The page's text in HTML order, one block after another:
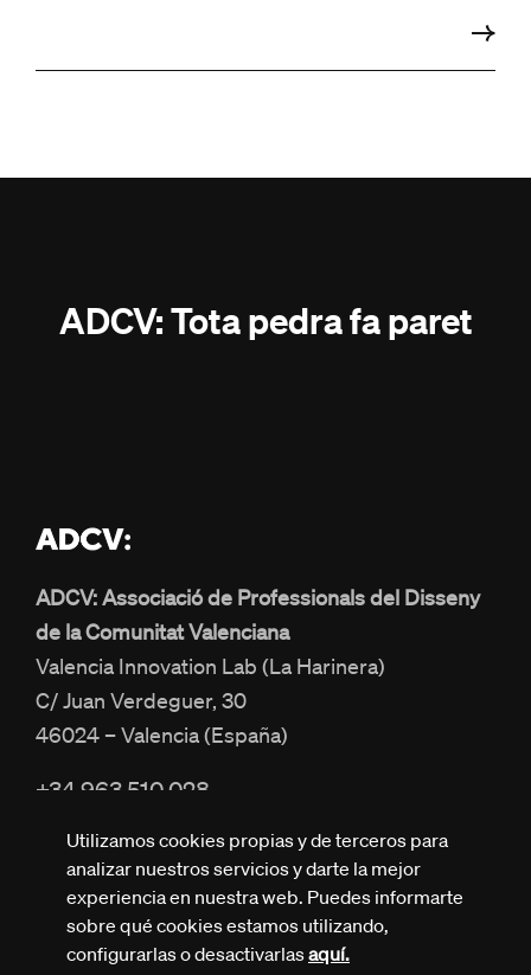
ADCV: Tota pedra fa paret
ADCV: Associació de Professionals del Disseny
de la Comunitat Valenciana
Valencia Innovation Lab (La Harinera)
C/ Juan Verdeguer, 30
46024 – Valencia (España)
+34 963 510 028
info@adcv.com
Utilizamos cookies propias y de terceros para
analizar nuestros servicios y darte la mejor
experiencia en nuestra web. Puedes informarte
sobre qué cookies estamos utilizando,
configurarlas o desactivarlasaquí.